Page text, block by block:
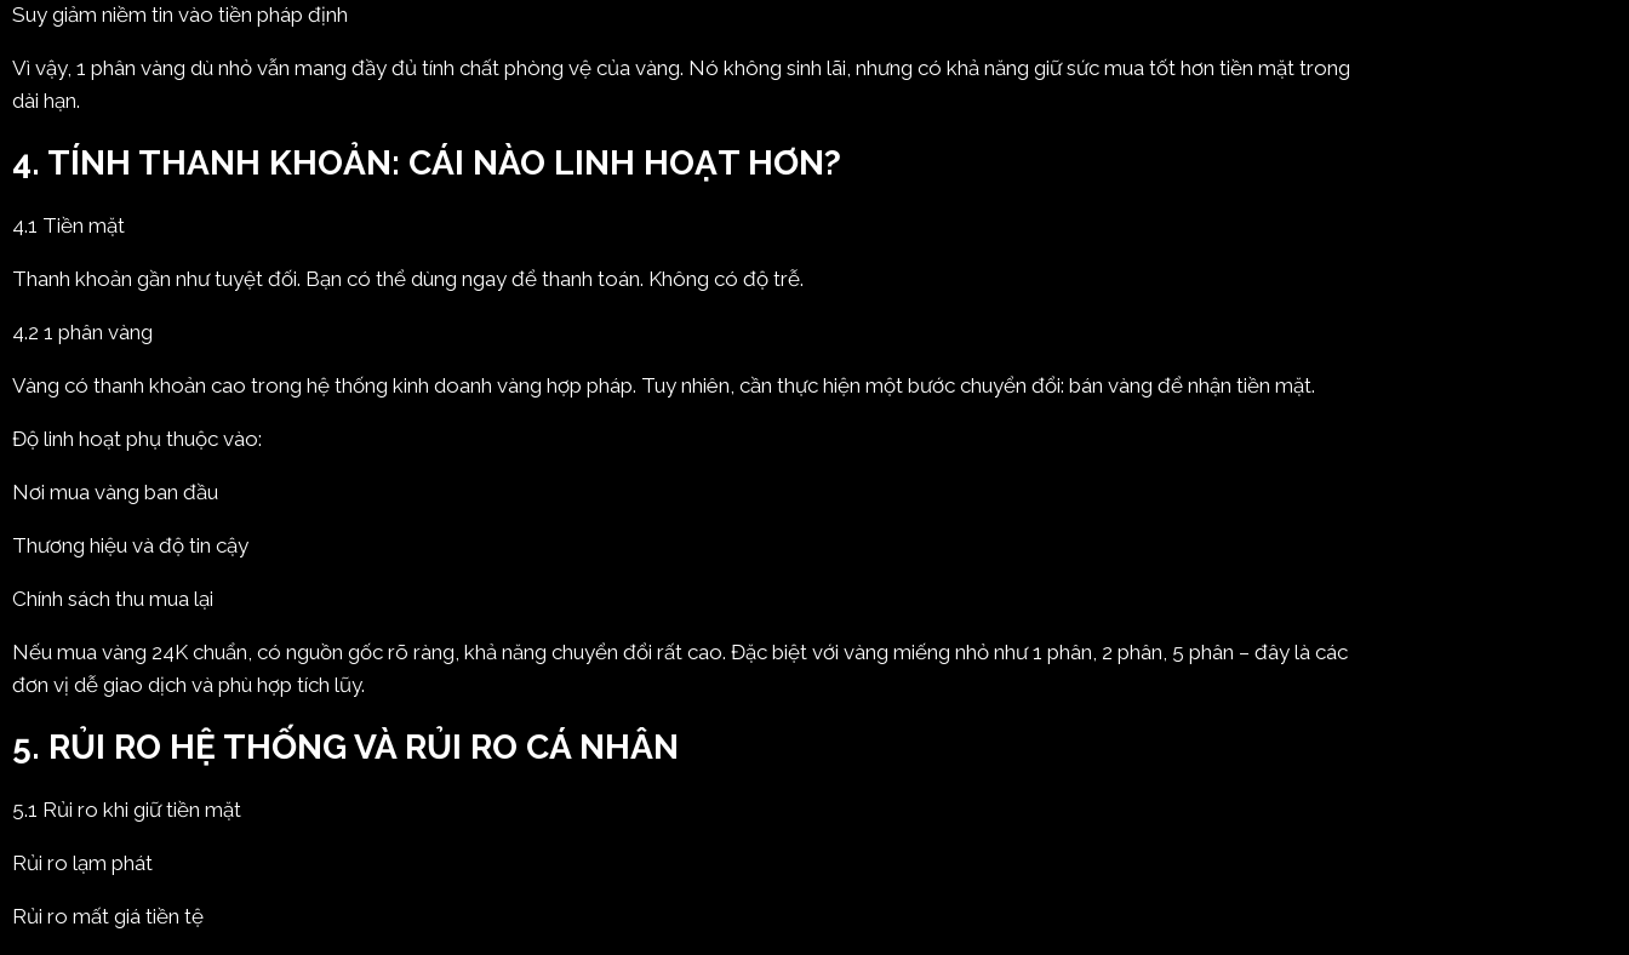
Suy giảm niềm tin vào tiền pháp định
Vì vậy, 1 phân vàng dù nhỏ vẫn mang đầy đủ tính chất phòng vệ của vàng. Nó không sinh lãi, nhưng có khả năng giữ sức mua tốt hơn tiền mặt trong
dài hạn.
4. TÍNH THANH KHOẢN: CÁI NÀO LINH HOẠT HƠN?
4.1 Tiền mặt
Thanh khoản gần như tuyệt đối. Bạn có thể dùng ngay để thanh toán. Không có độ trễ.
4.2 1 phân vàng
Vàng có thanh khoản cao trong hệ thống kinh doanh vàng hợp pháp. Tuy nhiên, cần thực hiện một bước chuyển đổi: bán vàng để nhận tiền mặt.
Độ linh hoạt phụ thuộc vào:
Nơi mua vàng ban đầu
Thương hiệu và độ tin cậy
Chính sách thu mua lại
Nếu mua vàng 24K chuẩn, có nguồn gốc rõ ràng, khả năng chuyển đổi rất cao. Đặc biệt với vàng miếng nhỏ như 1 phân, 2 phân, 5 phân – đây là các
đơn vị dễ giao dịch và phù hợp tích lũy.
5. RỦI RO HỆ THỐNG VÀ RỦI RO CÁ NHÂN
5.1 Rủi ro khi giữ tiền mặt
Rủi ro lạm phát
Rủi ro mất giá tiền tệ